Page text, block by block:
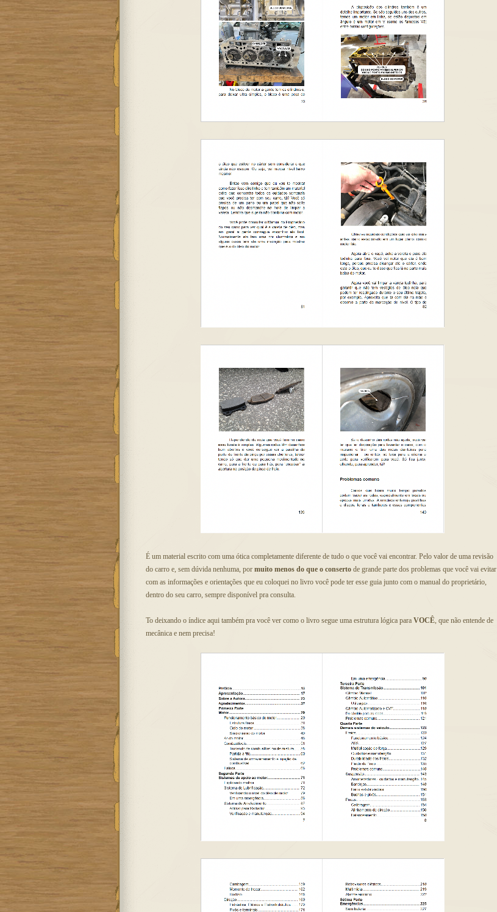
É um material escrito com uma ótica completamente diferente de tudo o que você vai encontrar. Pelo valor de uma revisão
do carro e, sem dúvida nenhuma, por muito menos do que o consertode grande parte dos problemas que você vai evitar
com as informações e orientações que eu coloquei no livro você pode ter esse guia junto com o manual do proprietário,
dentro do seu carro, sempre disponível pra consulta.
To deixando o índice aqui também pra você ver como o livro segue uma estrutura lógica para VOCÊ, que não entende de
mecânica e nem precisa!